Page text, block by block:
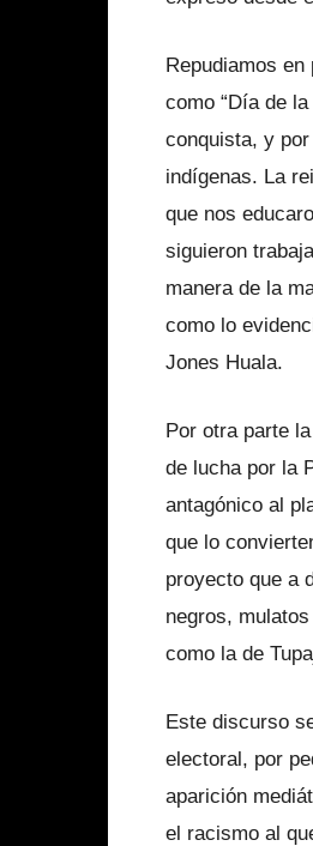
Repudiamos
como “Día de
conquista, y
indígenas. La
que nos
siguieron
manera de la
como lo
Jones Huala.
Por otra parte
de lucha por la
antagónico al
que lo
proyecto que a
negros,
como la de
Este discurso
electoral, por
aparición
el racismo al